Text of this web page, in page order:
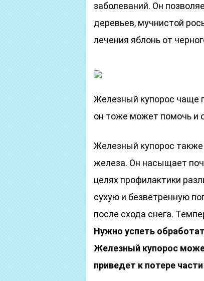
заболеваний. Он
деревьев, мучнистой
лечения яблонь от
Железный купорос чаще
он тоже может помочь и
Железный купорос
железа. Он насыщает
целях профилактики
сухую и безветренную
после схода снега.
Нужно успеть
Железный купорос
приведет к потере